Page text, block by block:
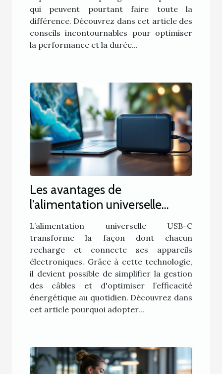
qui peuvent pourtant faire toute la
différence. Découvrez dans cet article des
conseils incontournables pour optimiser
la performance et la durée...
Les avantages de
l'alimentation universelle
USB-C pour tous vos appareils
L’alimentation universelle USB-C
transforme la façon dont chacun
recharge et connecte ses appareils
électroniques. Grâce à cette technologie,
il devient possible de simplifier la gestion
des câbles et d'optimiser l’efficacité
énergétique au quotidien. Découvrez dans
cet article pourquoi adopter...